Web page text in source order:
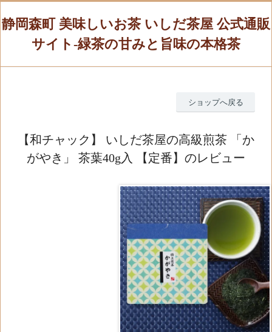
静岡森町 美味しいお茶 いしだ茶屋 公式通販
サイト-緑茶の甘みと旨味の本格茶
ショップへ戻る
【和チャック】 いしだ茶屋の高級煎茶 「か
がやき」 茶葉40g入 【定番】のレビュー